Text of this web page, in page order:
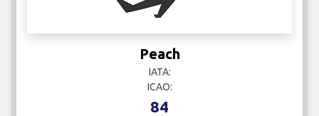
Peach
IATA:
ICAO:
84